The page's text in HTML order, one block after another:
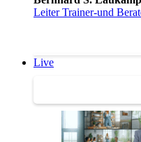
Leiter Trainer-und
Live